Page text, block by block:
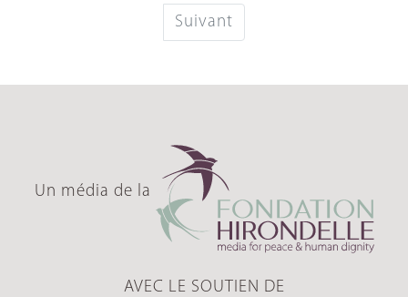
Suivant
Un média de la
AVEC LE SOUTIEN DE